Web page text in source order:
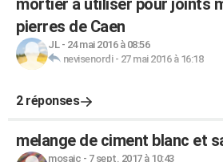
mortier à utiliser pour joints
pierres de Caen
JL- 24 mai 2016 à 08:56
nevisenordi- 27 mai 2016 à 16:18
2 réponses
melange de ciment blanc et
mosaic - 7 sept. 2017 à 10:43